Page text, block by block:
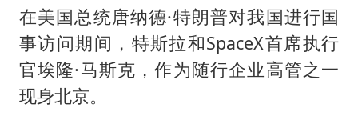
在美国总统唐纳德·特朗普对我国进行国
事访问期间，特斯拉和SpaceX首席执行
官埃隆·马斯克，作为随行企业高管之一
现身北京。